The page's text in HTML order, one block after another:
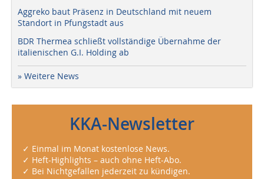
Aggreko baut Präsenz in Deutschland mit neuem
Standort in Pfungstadt aus
BDR Thermea schließt vollständige Übernahme der
italienischen G.I. Holding ab
» Weitere News
KKA-Newsletter
✓ Einmal im Monat kostenlose News.
✓ Heft-Highlights – auch ohne Heft-Abo.
✓ Bei Nichtgefallen jederzeit zu kündigen.